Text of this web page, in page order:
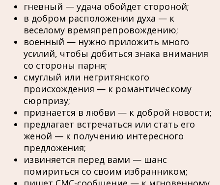
гневный — удача обойдет стороной;
в добром расположении духа — к
веселому времяпрепровождению;
военный — нужно приложить много
усилий, чтобы добиться знака внимания
со стороны парня;
смуглый или негритянского
происхождения — к романтическому
сюрпризу;
признается в любви — к доброй новости;
предлагает встречаться или стать его
женой — к получению интересного
предложения;
извиняется перед вами — шанс
помириться со своим избранником;